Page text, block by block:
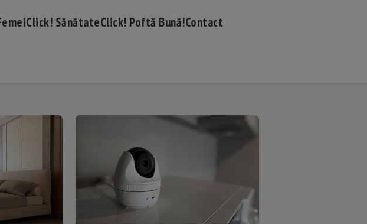
Click! SănătateClick! Poftă Bună!Contact